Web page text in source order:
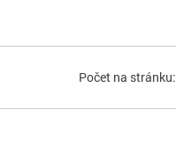
Počet na stránku: